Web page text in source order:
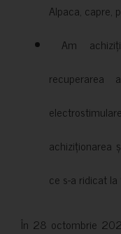
Alpaca, capre,
Am
recuperarea
achiziționarea
ce s-a ridicat
În 28 octombrie